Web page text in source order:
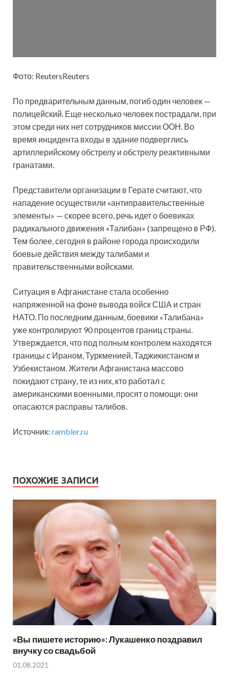
Фото: ReutersReuters
По предварительным данным, погиб один человек —
полицейский. Еще несколько человек пострадали, при
этом среди них нет сотрудников миссии ООН. Во
время инцидента входы в здание подверглись
артиллерийскому обстрелу и обстрелу реактивными
гранатами.
Представители организации в Герате считают, что
нападение осуществили «антиправительственные
элементы» — скорее всего, речь идет о боевиках
радикального движения «Талибан» (запрещено в РФ).
Тем более, сегодня в районе города происходили
боевые действия между талибами и
правительственными войсками.
Ситуация в Афганистане стала особенно
напряженной на фоне вывода войск США и стран
НАТО. По последним данным, боевики «Талибана»
уже контролируют 90 процентов границ страны.
Утверждается, что под полным контролем находятся
границы с Ираном, Туркменией, Таджикистаном и
Узбекистаном. Жители Афганистана массово
покидают страну, те из них, кто работал с
американскими военными, просят о помощи: они
опасаются расправы талибов.
Источник: rambler.ru
ПОХОЖИЕ ЗАПИСИ
«Вы пишете историю»: Лукашенко поздравил
внучку со свадьбой
01.08.2021